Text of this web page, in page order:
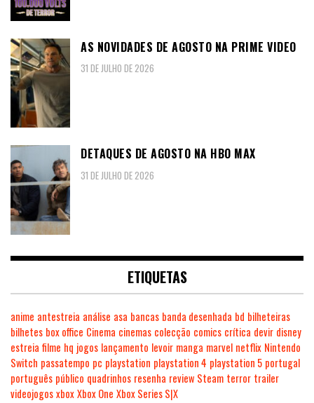
AS NOVIDADES DE AGOSTO NA PRIME VIDEO
31 DE JULHO DE 2026
DETAQUES DE AGOSTO NA HBO MAX
31 DE JULHO DE 2026
ETIQUETAS
anime antestreia análise asa bancas banda desenhada bd bilheteiras
bilhetes box office Cinema cinemas colecção comics crítica devir disney
estreia filme hq jogos lançamento levoir manga marvel netflix Nintendo
Switch passatempo pc playstation playstation 4 playstation 5 portugal
português público quadrinhos resenha review Steam terror trailer
videojogosxboxXbox One Xbox Series S|X